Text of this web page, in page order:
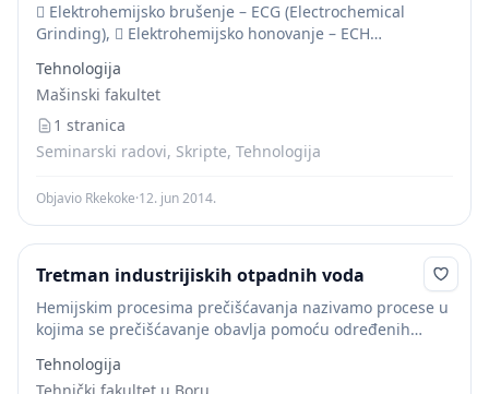
 Elektrohemijsko brušenje – ECG (Electrochemical
Grinding),  Elektrohemijsko honovanje – ECH
elektroerozivna obrada – ECDM (Electrochemical-
Discharge Machining) i dr. 1.2. Opšte karakteristike
nekonvencionalnih postupaka obrade
Tehnologija
Mašinski fakultet
1 stranica
Seminarski radovi, Skripte, Tehnologija
Objavio Rkekoke·12. jun 2014.
Tretman industrijiskih otpadnih voda
Hemijskim procesima prečišćavanja nazivamo procese u
kojima se prečišćavanje obavlja pomoću određenih
fenomena. Po pravilu to su aditivni procesi: unose se
Tehnologija